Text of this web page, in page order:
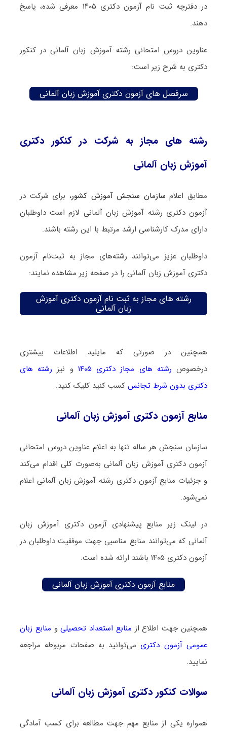
در دفترچه‌ ثبت نام آزمون دکتری ۱۴۰۵ معرفی شده، پاسخ
دهند.
عناوین دروس امتحانی رشته آموزش زبان آلمانی در کنکور
دکتری به شرح زیر است:
سرفصل های آزمون دکتری آموزش زبان آلمانی
رشته های مجاز به شرکت در کنکور دکتری
آموزش زبان آلمانی
مطابق اعلام سازمان سنجش آموزش کشور، برای شرکت در
آزمون دکتری رشته آموزش زبان آلمانی لازم است داوطلبان
دارای مدرک کارشناسی ارشد مرتبط با این رشته باشند.
داوطلبان عزیز می‌توانند رشته‌های مجاز به ثبت‌نام آزمون
دکتری آموزش زبان آلمانی را در صفحه زیر مشاهده نمایند:
رشته های مجاز به ثبت نام آزمون دکتری آموزش
زبان آلمانی
همچنین در صورتی که مایلید اطلاعات بیشتری
درخصوص رشته های مجاز دکتری ۱۴۰۵ و نیز رشته های
دکتری بدون شرط تجانسکسب کنید کلیک کنید.
منابع آزمون دکتری آموزش زبان آلمانی
سازمان سنجش هر ساله تنها به اعلام عناوین دروس امتحانی
آزمون دکتری آموزش زبان آلمانی به‌صورت کلی اقدام می‌کند
و جزئیات منابع آزمون دکتری رشته آموزش زبان آلمانی اعلام
نمی‌شود.
در لینک زیر منابع پیشنهادی آزمون دکتری آموزش زبان
آلمانی که می‌توانند منابع مناسبی جهت موفقیت داوطلبان در
آزمون دکتری ۱۴۰۵ باشند ارائه شده است.
منابع آزمون دکتری آموزش زبان آلمانی
همچنین جهت اطلاع از منابع استعداد تحصیلیو منابع زبان
عمومی آزمون دکتری می‌توانید به صفحات مربوطه مراجعه
نمایید.
سوالات کنکور دکتری آموزش زبان آلمانی
همواره یکی از منابع مهم جهت مطالعه برای کسب آمادگی